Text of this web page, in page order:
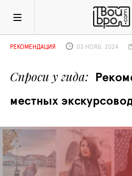
Спроси у гида
местных
РЕКОМЕНДАЦИЯ 03 НОЯБ. 2024